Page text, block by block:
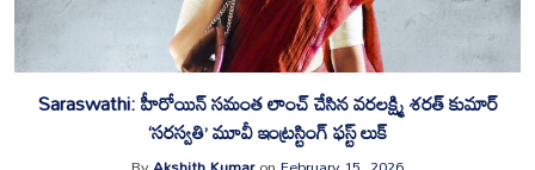
Saraswathi: హీరోయిన్ సమంత లాంచ్ చేసిన వరలక్ష్మి శరత్ కుమార్
‘సరస్వతి’ మూవీ ఇంట్రస్టింగ్ ఫస్ట్ లుక్